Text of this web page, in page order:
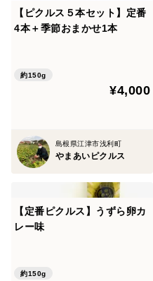
【ピクルス５本セット】定番
4本＋季節おまかせ1本
約150g
¥4,000
島根県江津市浅利町
やまあいピクルス
【定番ピクルス】うずら卵カ
レー味
約150g